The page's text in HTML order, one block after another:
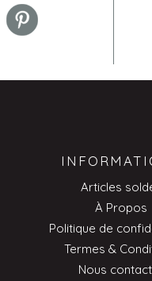
Articles
À Propos
Politique de
Termes &
Nous